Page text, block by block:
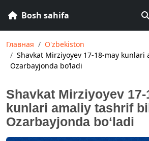
Bosh sahifa
Главная
O'zbekiston
Shavkat Mirziyoyev 17-18-may
Ozarbayjonda boʻladi
Shavkat Mirziyoyev 17-
kunlari amaliy tashrif
Ozarbayjonda boʻladi